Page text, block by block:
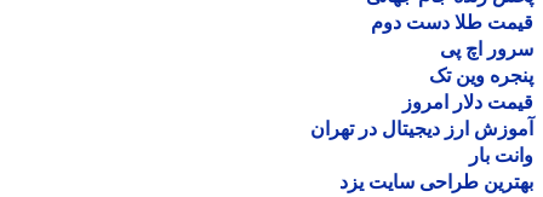
طلا دست دوم
اچ پی
وین تک
دلار امروز
ارز دیجیتال در تهران
بار
طراحی سایت یزد